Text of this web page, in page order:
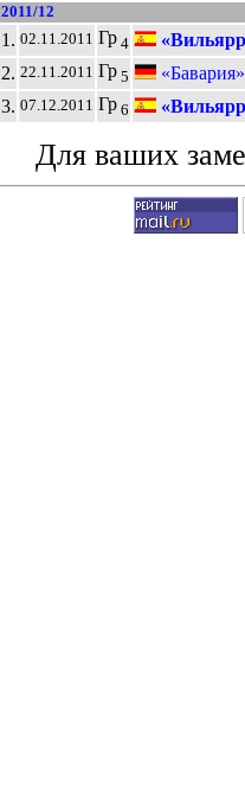
2011/12
1. 02.11.2011 Гр4
2. 22.11.2011 Гр5
3. 07.12.2011 Гр6
Для ваших